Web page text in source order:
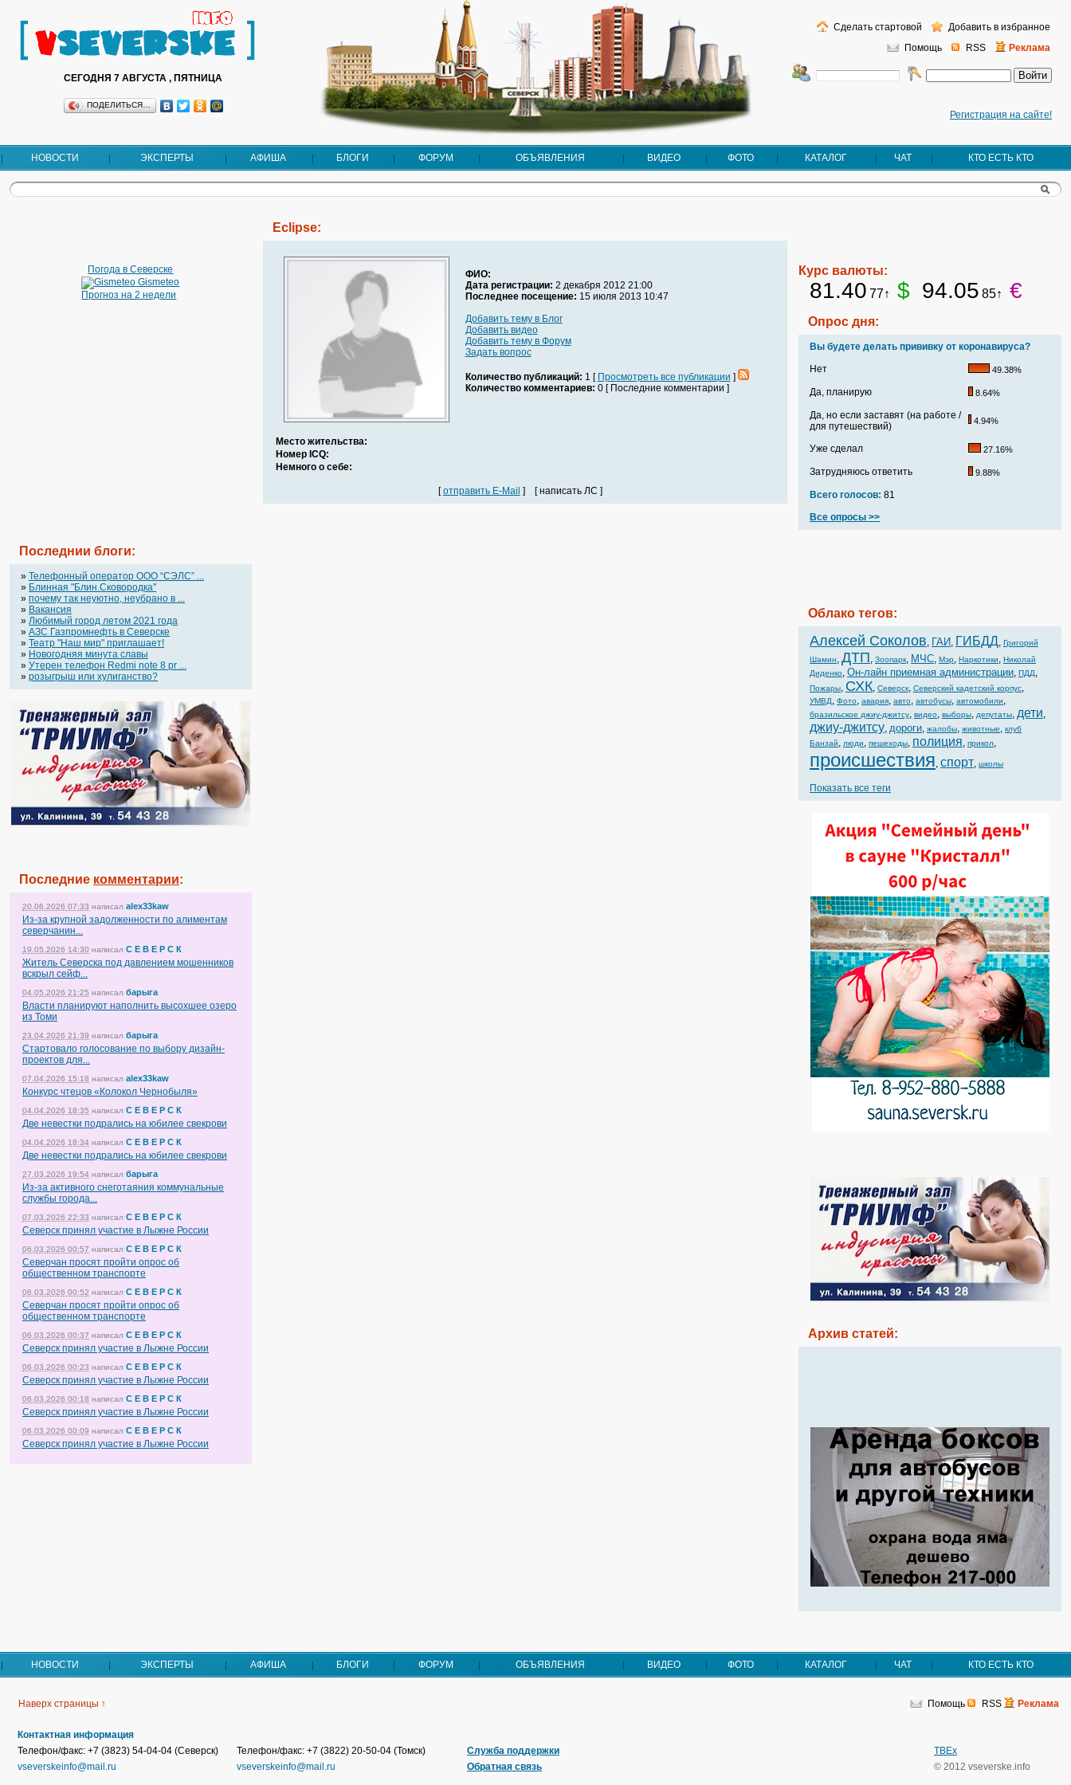
СЕГОДНЯ 7 АВГУСТА , ПЯТНИЦА
ПОДЕЛИТЬСЯ…
Регистрация на сайте!
Помощь RSS Реклама
Сделать стартовой Добавить в избранное
НОВОСТИ ЭКСПЕРТЫ АФИША БЛОГИ ФОРУМ ОБЪЯВЛЕНИЯ ВИДЕО ФОТО КАТАЛОГ ЧАТ КТО ЕСТЬ КТО
Погода в Северске
Gismeteo
Прогноз на 2 недели
Последнии блоги:
» Телефонный оператор OOO “СЭЛС” ...
» Блинная "Блин.Сковородка"
» почему так неуютно, неубрано в ...
» Вакансия
» Любимый город летом 2021 года
» АЗС Газпромнефть в Северске
» Театр "Наш мир" приглашает!
» Новогодняя минута славы
» Утерен телефон Redmi note 8 pr ...
» розыгрыш или хулиганство?
Последние комментарии:
20.06.2026 07:33 написал alex33kaw
Из-за крупной задолженности по алиментам
северчанин...
19.05.2026 14:30 написал С Е В Е Р С К
Житель Северска под давлением мошенников
вскрыл сейф...
04.05.2026 21:25 написал барыга
Власти планируют наполнить высохшее озеро
из Томи
23.04.2026 21:39 написал барыга
Стартовало голосование по выбору дизайн-
проектов для...
07.04.2026 15:18 написал alex33kaw
Конкурс чтецов «Колокол Чернобыля»
04.04.2026 18:35 написал С Е В Е Р С К
Две невестки подрались на юбилее свекрови
04.04.2026 18:34 написал С Е В Е Р С К
Две невестки подрались на юбилее свекрови
27.03.2026 19:54 написал барыга
Из-за активного снеготаяния коммунальные
службы города...
07.03.2026 22:33 написал С Е В Е Р С К
Северск принял участие в Лыжне России
06.03.2026 00:57 написал С Е В Е Р С К
Северчан просят пройти опрос об
общественном транспорте
06.03.2026 00:52 написал С Е В Е Р С К
Северчан просят пройти опрос об
общественном транспорте
06.03.2026 00:37 написал С Е В Е Р С К
Северск принял участие в Лыжне России
06.03.2026 00:23 написал С Е В Е Р С К
Северск принял участие в Лыжне России
06.03.2026 00:18 написал С Е В Е Р С К
Северск принял участие в Лыжне России
06.03.2026 00:09 написал С Е В Е Р С К
Северск принял участие в Лыжне России
Eclipse:
ФИО:
Дата регистрации: 2 декабря 2012 21:00
Последнее посещение: 15 июля 2013 10:47
Добавить тему в Блог
Добавить видео
Добавить тему в Форум
Задать вопрос
Количество публикаций: 1 [ Просмотреть все публикации ]
Количество комментариев: 0 [ Последние комментарии ]
Место жительства:
Номер ICQ:
Немного о себе:
[отправить E-Mail ] [ написать ЛС ]
Курс валюты:
81.40 77↑ $ 94.05 85↑ €
Опрос дня:
Вы будете делать прививку от коронавируса?
Нет
49.38%
Да, планирую 8.64%
Да, но если заставят (на работе /
для путешествий)
4.94%
Уже сделал 27.16%
Затрудняюсь ответить 9.88%
Всего голосов: 81
Все опросы >>
Облако тегов:
Алексей Соколов, ГАИ, ГИБДД, Григорий
Шамин, ДТП, Зоопарк, МЧС, Мэр, Наркотики, Николай
Диденко, Он-лайн приемная администрации, ПДД,
Пожары, СХК, Северск, Северский кадетский корпус,
УМВД, Фото, авария, авто, автобусы, автомобили,
бразильское джиу-джитсу, видео, выборы, депутаты, дети,
джиу-джитсу, дороги, жалобы, животные, клуб
Банзай, люди, пешеходы, полиция, прикол,
происшествия, спорт, школы
Показать все теги
Архив статей:
НОВОСТИ ЭКСПЕРТЫ АФИША БЛОГИ ФОРУМ ОБЪЯВЛЕНИЯ ВИДЕО ФОТО КАТАЛОГ ЧАТ КТО ЕСТЬ КТО
Помощь RSS Реклама
Наверх страницы ↑
Контактная информация
Телефон/факс: +7 (3823) 54-04-04 (Северск)
vseverskeinfo@mail.ru
Телефон/факс: +7 (3822) 20-50-04 (Томск)
vseverskeinfo@mail.ru
Служба поддержки
Обратная связь
TBEx
© 2012 vseverske.info